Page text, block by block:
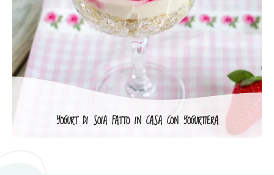
YOGURT DI SOIA FATTO IN CASA CON YOGURTIERA